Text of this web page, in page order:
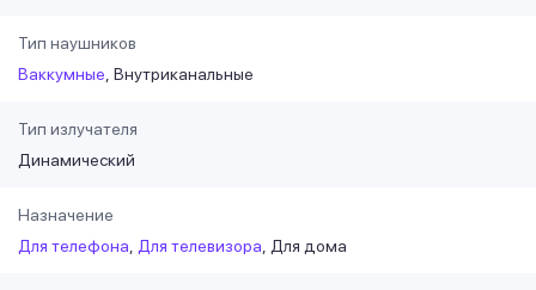
Тип наушников
Ваккумные Внутриканальные
Тип излучателя
Динамический
Назначение
Для телефона Для телевизора Для дома